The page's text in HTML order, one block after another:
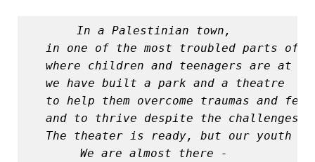
In a Palestinian town,
in one of the most troubled parts of
where children and teenagers are at
we have built a park and a theatre
to help them overcome traumas and
and to thrive despite the challenges.
The theater is ready,
We are almost there -